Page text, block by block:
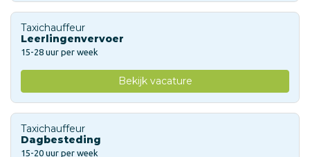
Taxichauffeur
Leerlingenvervoer
15-28 uur per week
Bekijk vacature
Taxichauffeur
Dagbesteding
15-20 uur per week